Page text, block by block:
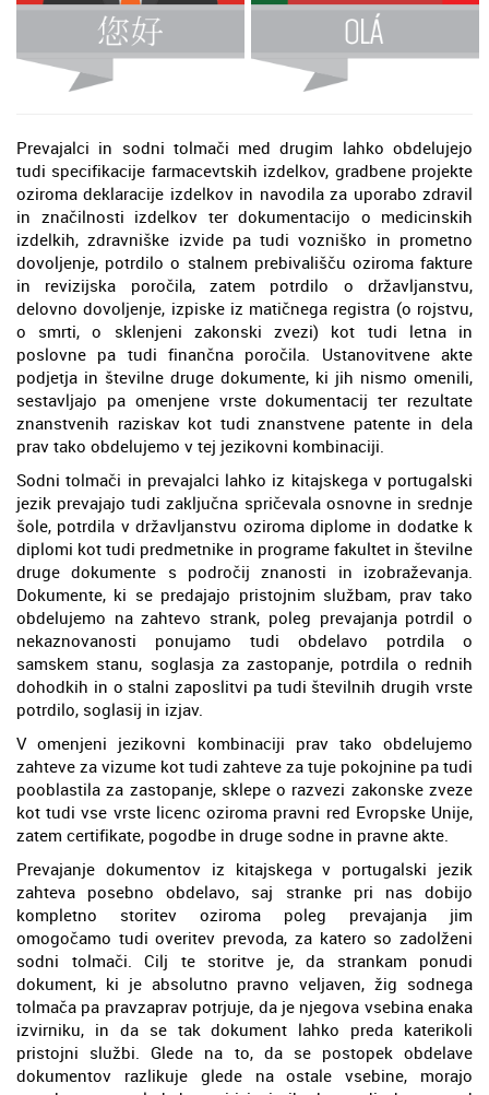
Prevajalci in sodni tolmači med drugim lahko obdelujejo
tudi specifikacije farmacevtskih izdelkov, gradbene projekte
oziroma deklaracije izdelkov in navodila za uporabo zdravil
in značilnosti izdelkov ter dokumentacijo o medicinskih
izdelkih, zdravniške izvide pa tudi vozniško in prometno
dovoljenje, potrdilo o stalnem prebivališču oziroma fakture
in revizijska poročila, zatem potrdilo o državljanstvu,
delovno dovoljenje, izpiske iz matičnega registra (o rojstvu,
o smrti, o sklenjeni zakonski zvezi) kot tudi letna in
poslovne pa tudi finančna poročila. Ustanovitvene akte
podjetja in številne druge dokumente, ki jih nismo omenili,
sestavljajo pa omenjene vrste dokumentacij ter rezultate
znanstvenih raziskav kot tudi znanstvene patente in dela
prav tako obdelujemo v tej jezikovni kombinaciji.
Sodni tolmači in prevajalci lahko iz kitajskega v portugalski
jezik prevajajo tudi zaključna spričevala osnovne in srednje
šole, potrdila v državljanstvu oziroma diplome in dodatke k
diplomi kot tudi predmetnike in programe fakultet in številne
druge dokumente s področij znanosti in izobraževanja.
Dokumente, ki se predajajo pristojnim službam, prav tako
obdelujemo na zahtevo strank, poleg prevajanja potrdil o
nekaznovanosti ponujamo tudi obdelavo potrdila o
samskem stanu, soglasja za zastopanje, potrdila o rednih
dohodkih in o stalni zaposlitvi pa tudi številnih drugih vrste
potrdilo, soglasij in izjav.
V omenjeni jezikovni kombinaciji prav tako obdelujemo
zahteve za vizume kot tudi zahteve za tuje pokojnine pa tudi
pooblastila za zastopanje, sklepe o razvezi zakonske zveze
kot tudi vse vrste licenc oziroma pravni red Evropske Unije,
zatem certifikate, pogodbe in druge sodne in pravne akte.
Prevajanje dokumentov iz kitajskega v portugalski jezik
zahteva posebno obdelavo, saj stranke pri nas dobijo
kompletno storitev oziroma poleg prevajanja jim
omogočamo tudi overitev prevoda, za katero so zadolženi
sodni tolmači. Cilj te storitve je, da strankam ponudi
dokument, ki je absolutno pravno veljaven, žig sodnega
tolmača pa pravzaprav potrjuje, da je njegova vsebina enaka
izvirniku, in da se tak dokument lahko preda katerikoli
pristojni službi. Glede na to, da se postopek obdelave
dokumentov razlikuje glede na ostale vsebine, morajo